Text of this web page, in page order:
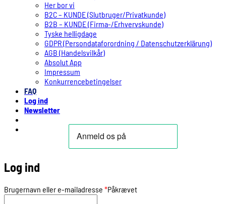
Her bor vi
B2C – KUNDE (Slutbruger/Privatkunde)
B2B – KUNDE (Firma-/Erhvervskunde)
Tyske helligdage
GDPR (Persondataforordning / Datenschutzerklärung)
AGB (Handelsvilkår)
Absolut App
Impressum
Konkurrencebetingelser
FAQ
Log ind
Newsletter
Log ind
Brugernavn eller e-mailadresse *Påkrævet